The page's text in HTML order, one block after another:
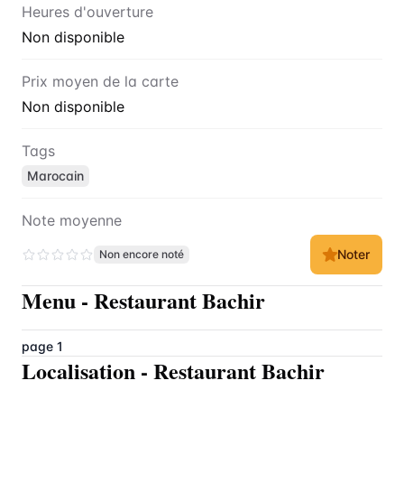
Heures d'ouverture
Non disponible
Prix moyen de la carte
Non disponible
Tags
Marocain
Note moyenne
Non encore noté Noter
Menu - Restaurant Bachir
page 1
Localisation - Restaurant Bachir